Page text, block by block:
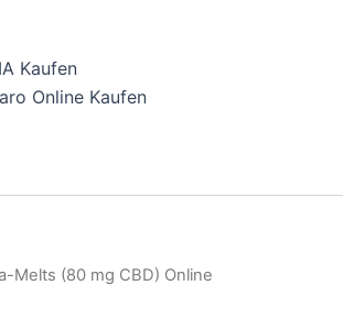
Kaufen
Online Kaufen
Melts (80 mg CBD) Online